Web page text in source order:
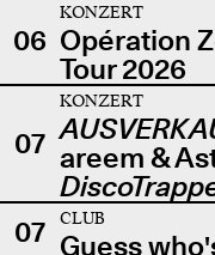
06
KONZERT
Opération
Tour 2026
07
KONZERT
areem &
07
CLUB
Guess